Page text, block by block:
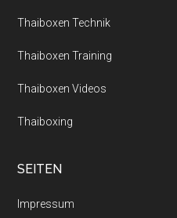
Thaiboxen Technik
Thaiboxen Training
Thaiboxen Videos
Thaiboxing
SEITEN
Impressum